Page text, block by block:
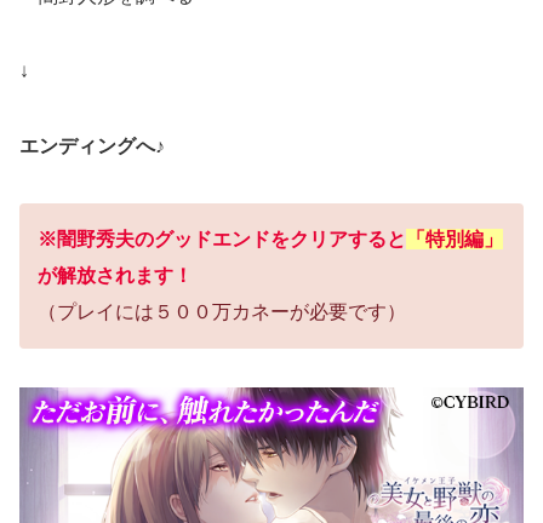
↓
エンディングへ♪
※闇野秀夫のグッドエンドをクリアすると
「特別編」
が解放されます！
（プレイには５００万カネーが必要です）